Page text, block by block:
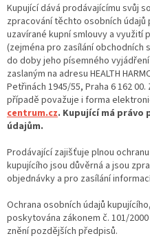
Kupující dává prodávajícímu svůj
zpracování těchto osobních
uzavírané kupní smlouvy a
(zejména pro zasílání
do doby jeho písemného
zaslaným na adresu HEALTH
Petřinách 1945/55, Praha 6 162
případě považuje i forma
centrum.cz. Kupující má právo
údajům.
Prodávající zajišťuje plnou
kupujícího jsou důvěrná a jsou
objednávky a pro zasílání
Ochrana osobních údajů
poskytována zákonem č. 101/
znění pozdějších předpisů.